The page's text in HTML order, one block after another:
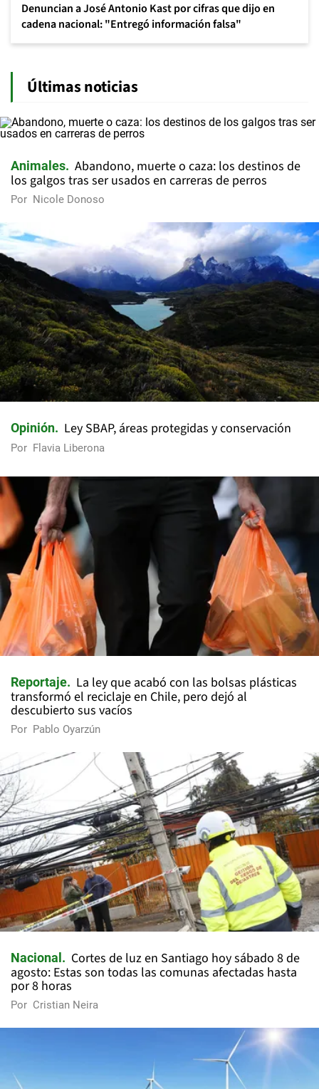
Denuncian a José Antonio Kast por cifras que dijo en
cadena nacional: "Entregó información falsa"
Últimas noticias
Animales
Abandono, muerte o caza: los destinos de
los galgos tras ser usados en carreras de perros
Por Nicole Donoso
Opinión Ley SBAP, áreas protegidas y conservación
Por Flavia Liberona
Reportaje
La ley que acabó con las bolsas plásticas
transformó el reciclaje en Chile, pero dejó al
descubierto sus vacíos
Por Pablo Oyarzún
Nacional
Cortes de luz en Santiago hoy sábado 8 de
agosto: Estas son todas las comunas afectadas hasta
por 8 horas
Por Cristian Neira